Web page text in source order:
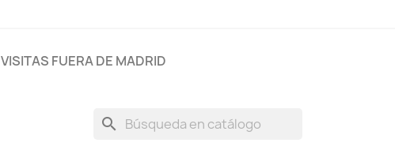
VISITAS FUERA DE MADRID
search